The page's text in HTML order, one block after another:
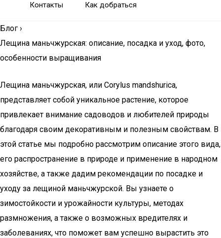
Контакты Как добраться
Блог ›
Лещина маньчжурская: описание, посадка и уход, фото,
особенности выращивания
Лещина маньчжурская, или Corylus mandshurica,
представляет собой уникальное растение, которое
привлекает внимание садоводов и любителей природы
благодаря своим декоративным и полезным свойствам. В
этой статье мы подробно рассмотрим описание этого вида,
его распространение в природе и применение в народном
хозяйстве, а также дадим рекомендации по посадке и
уходу за лещиной маньчжурской. Вы узнаете о
зимостойкости и урожайности культуры, методах
размножения, а также о возможных вредителях и
заболеваниях, что поможет вам успешно вырастить это